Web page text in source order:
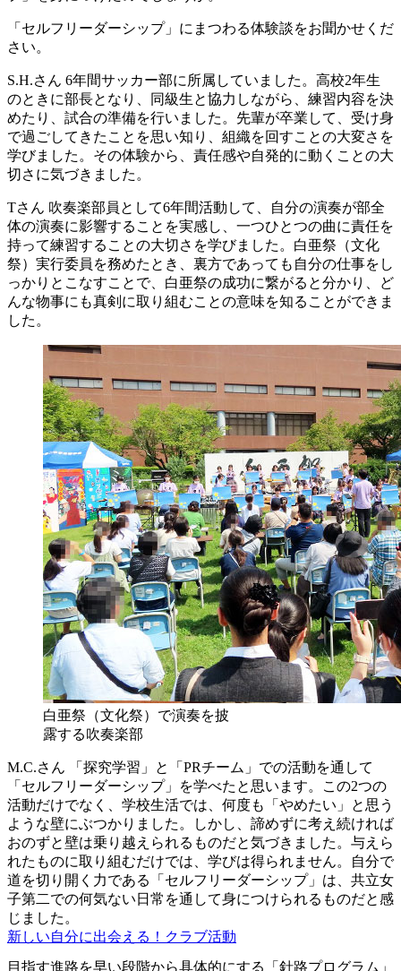
「セルフリーダーシップ」にまつわる体験談をお聞かせくだ
さい。
S.H.さん 6年間サッカー部に所属していました。高校2年生
のときに部長となり、同級生と協力しながら、練習内容を決
めたり、試合の準備を行いました。先輩が卒業して、受け身
で過ごしてきたことを思い知り、組織を回すことの大変さを
学びました。その体験から、責任感や自発的に動くことの大
切さに気づきました。
Tさん 吹奏楽部員として6年間活動して、自分の演奏が部全
体の演奏に影響することを実感し、一つひとつの曲に責任を
持って練習することの大切さを学びました。白亜祭（文化
祭）実行委員を務めたとき、裏方であっても自分の仕事をし
っかりとこなすことで、白亜祭の成功に繋がると分かり、ど
んな物事にも真剣に取り組むことの意味を知ることができま
した。
白亜祭（文化祭）で演奏を披
露する吹奏楽部
M.C.さん 「探究学習」と「PRチーム」での活動を通して
「セルフリーダーシップ」を学べたと思います。この2つの
活動だけでなく、学校生活では、何度も「やめたい」と思う
ような壁にぶつかりました。しかし、諦めずに考え続ければ
おのずと壁は乗り越えられるものだと気づきました。与えら
れたものに取り組むだけでは、学びは得られません。自分で
道を切り開く力である「セルフリーダーシップ」は、共立女
子第二での何気ない日常を通して身につけられるものだと感
じました。
新しい自分に出会える！クラブ活動
目指す進路を早い段階から具体的にする「針路プログラム」